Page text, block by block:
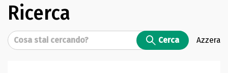
Ricerca
Cerca Cerca Azzera